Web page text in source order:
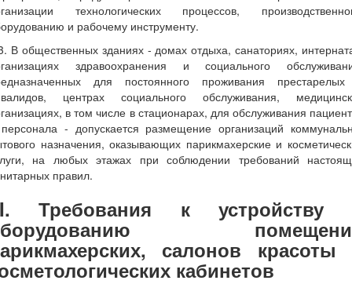
технологических процессов,
и рабочему инструменту.
В общественных зданиях - домах отдыха, санаториях,
здравоохранения и социального
для постоянного проживания
центрах социального обслуживания,
в том числе в стационарах, для обслуживания
- допускается размещение организаций
назначения, оказывающих парикмахерские и
на любых этажах при соблюдении требований
правил.
Требования к устройству
салонов красоты
кабинетов